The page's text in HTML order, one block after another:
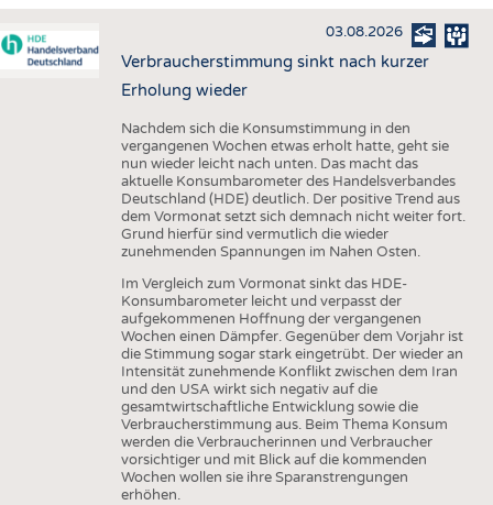
HAUS- UND HEIMTEXTILIEN
BEKLEIDUNG
AUSSCHREIBUNGEN
DTV AUSSCHREIBUNGSDIENST
STATISTICS
ADRESSEN & LINKS
PUBLIKATIONEN
TERMINE
BRANCHENTERMINE
03.08.2026
Verbraucherstimmung sinkt nach kurzer
Erholung wieder
Nachdem sich die Konsumstimmung in den
vergangenen Wochen etwas erholt hatte, geht sie
nun wieder leicht nach unten. Das macht das
aktuelle Konsumbarometer des Handelsverbandes
Deutschland (HDE) deutlich. Der positive Trend aus
dem Vormonat setzt sich demnach nicht weiter fort.
Grund hierfür sind vermutlich die wieder
zunehmenden Spannungen im Nahen Osten.
Im Vergleich zum Vormonat sinkt das HDE-
Konsumbarometer leicht und verpasst der
aufgekommenen Hoffnung der vergangenen
Wochen einen Dämpfer. Gegenüber dem Vorjahr ist
die Stimmung sogar stark eingetrübt. Der wieder an
Intensität zunehmende Konflikt zwischen dem Iran
und den USA wirkt sich negativ auf die
gesamtwirtschaftliche Entwicklung sowie die
Verbraucherstimmung aus. Beim Thema Konsum
werden die Verbraucherinnen und Verbraucher
vorsichtiger und mit Blick auf die kommenden
Wochen wollen sie ihre Sparanstrengungen
erhöhen.